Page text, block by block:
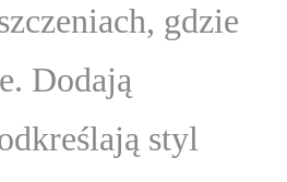
gdzie
Dodają
styl